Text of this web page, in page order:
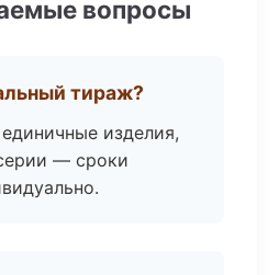
вопросы
тираж?
изделия,
— сроки